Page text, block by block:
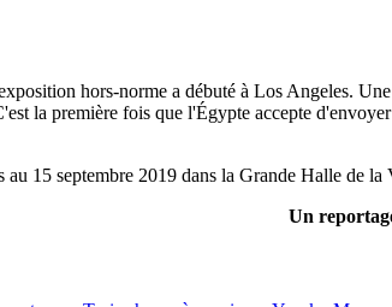
hors-norme a débuté à Los Angeles.
la première fois que l'Égypte accepte
au 15 septembre 2019 dans la Grande Halle de la
Un